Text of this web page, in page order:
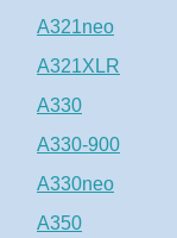
A321neo
A321XLR
A330
A330-900
A330neo
A350